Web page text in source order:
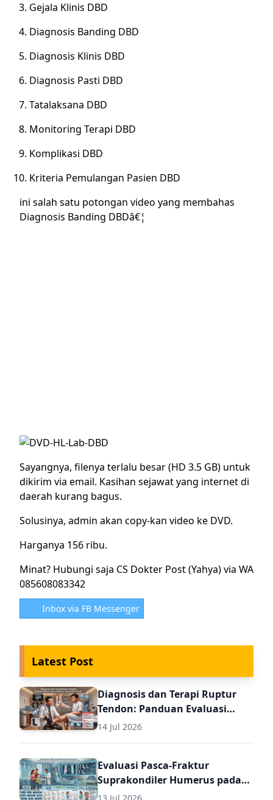
Gejala Klinis DBD
Diagnosis Banding DBD
Diagnosis Klinis DBD
Diagnosis Pasti DBD
Tatalaksana DBD
Monitoring Terapi DBD
Komplikasi DBD
Kriteria Pemulangan Pasien DBD
ini salah satu potongan video yang membahas
Diagnosis Banding DBDâ€¦
Sayangnya, filenya terlalu besar (HD 3.5 GB) untuk
dikirim via email. Kasihan sejawat yang internet di
daerah kurang bagus.
Solusinya, admin akan copy-kan video ke DVD.
Harganya 156 ribu.
Minat? Hubungi saja CS Dokter Post (Yahya) via WA
085608083342
Inbox via FB Messenger
Latest Post
Diagnosis dan Terapi Ruptur
Tendon: Panduan Evaluasi
Pasca Perbaikan untuk Dokter
14 Jul 2026
Evaluasi Pasca-Fraktur
Suprakondiler Humerus pada
Anak: Panduan Komprehensif